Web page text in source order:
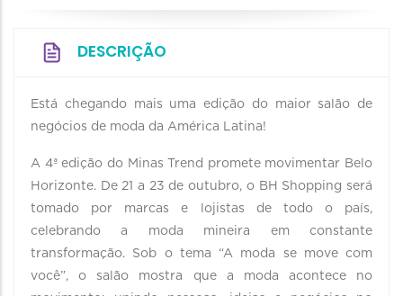
DESCRIÇÃO
Está chegando mais uma edição do maior salão de
negócios de moda da América Latina!
A 4ª edição do Minas Trend promete movimentar Belo
Horizonte. De 21 a 23 de outubro, o BH Shopping será
tomado por marcas e lojistas de todo o país,
celebrando a moda mineira em constante
transformação. Sob o tema “A moda se move com
você”, o salão mostra que a moda acontece no